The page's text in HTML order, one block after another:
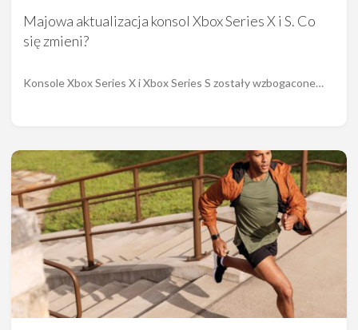
Majowa aktualizacja konsol Xbox Series X i S. Co
się zmieni?
Konsole Xbox Series X i Xbox Series S zostały wzbogacone…